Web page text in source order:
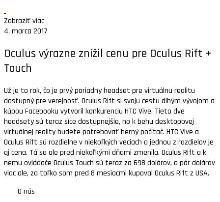
Zobraziť viac
4. marca 2017
Oculus výrazne znížil cenu pre Oculus Rift +
Touch
Už je to rok, čo je prvý poriadny headset pre virtuálnu realitu
dostupný pre verejnosť. Oculus Rift si svoju cestu dlhým vývojom a
kúpou Facebooku vytvoril konkurenciu HTC Vive. Tieto dve
headsety sú teraz síce dostupnejšie, no k behu desktopovej
virtuálnej reality budete potrebovať herný počítač. HTC Vive a
Oculus Rift sú rozdielne v niekoľkých veciach a jednou z rozdielov je
aj cena. Tá sa ale pred niekoľkými dňami zmenila. Oculus Rift a k
nemu ovládače Oculus Touch sú teraz za 698 dolárov, o pár dolárov
viac ale, za toľko som pred 8 mesiacmi kupoval Oculus Rift z USA.
O nás